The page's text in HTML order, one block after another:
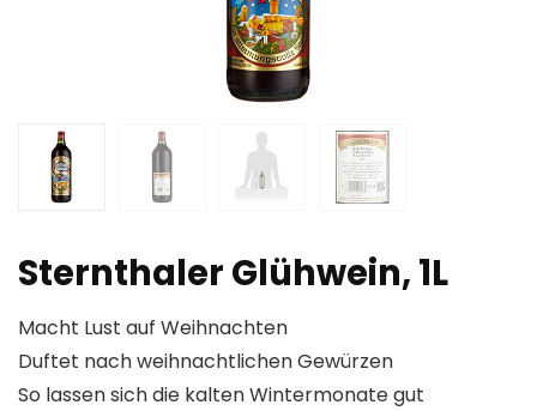
Sternthaler Glühwein, 1L
Macht Lust auf Weihnachten
Duftet nach weihnachtlichen Gewürzen
So lassen sich die kalten Wintermonate gut